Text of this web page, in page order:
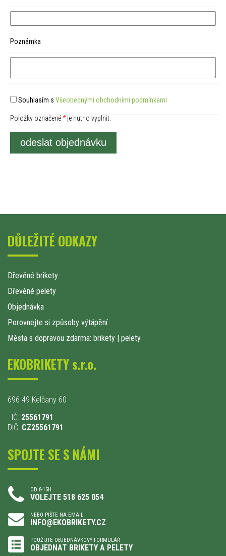
Poznámka
Souhlasím s Všeobecnými obchodními podmínkami
Položky označené*je nutno vyplnit.
odeslat objednávku
DŮLEŽITÉ ODKAZY
Dřevěné brikety
Dřevěné pelety
Objednávka
Porovnejte si způsoby výtápění
Města s dopravou zdarma: brikety | pelety
EKOBRIKETY s.r.o.
696 49 Kelčany 60
IČ: 25561791
DIČ: CZ25561791
SPOJTE SE S NÁMI
OD 8-15H
VOLEJTE 518 625 054
NEBO PIŠTE NA EMAIL
INFO@EKOBRIKETY.CZ
POUŽIJTE OBJEDNÁVKOVÝ FORMULÁŘ
OBJEDNAT BRIKETY A PELETY